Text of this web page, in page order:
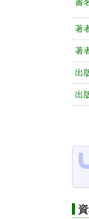
著
著
出
出